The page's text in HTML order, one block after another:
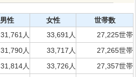
男性 女性
世帯数
31,761人 33,691人
27,225世帯
31,790人 33,717人
27,265世帯
31,814人 33,726人
27,357世帯